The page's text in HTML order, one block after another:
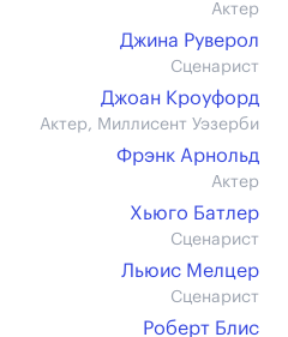
Актер
Джина Руверол
Сценарист
Джоан Кроуфорд
Актер, Миллисент Уэзерби
Фрэнк Арнольд
Актер
Хьюго Батлер
Сценарист
Льюис Мелцер
Сценарист
Роберт Блис